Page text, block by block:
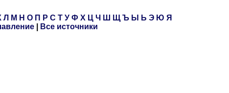
Л М Н О П Р С Т У Ф Х Ц Ч Ш Щ Ъ Ы Ь Э Ю Я
Все источники